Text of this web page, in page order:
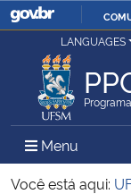
Ministério da Justiça e
Ministério da Defesa
Ministério das Relações
LANGUAGES
Menu
Você está aqui: